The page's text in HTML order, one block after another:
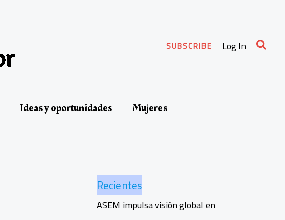
SUBSCRIBE Log In
Ideas y oportunidades
Mujeres
Recientes
ASEM impulsa visión global en